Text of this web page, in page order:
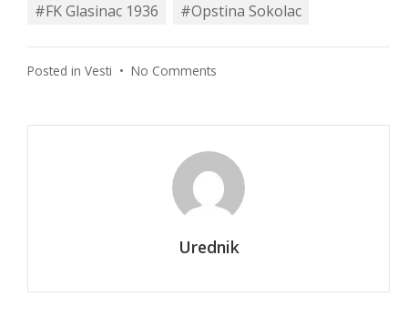
#FK Glasinac 1936 #Opstina Sokolac
Posted in Vesti • No Comments
Urednik